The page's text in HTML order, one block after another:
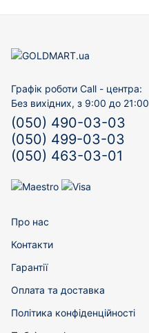
Графік роботи Call - центра:
Без вихідних, з 9:00 до 21:00
(050) 490-03-03
(050) 499-03-03
(050) 463-03-01
Про нас
Контакти
Гарантії
Оплата та доставка
Політика конфіденційності